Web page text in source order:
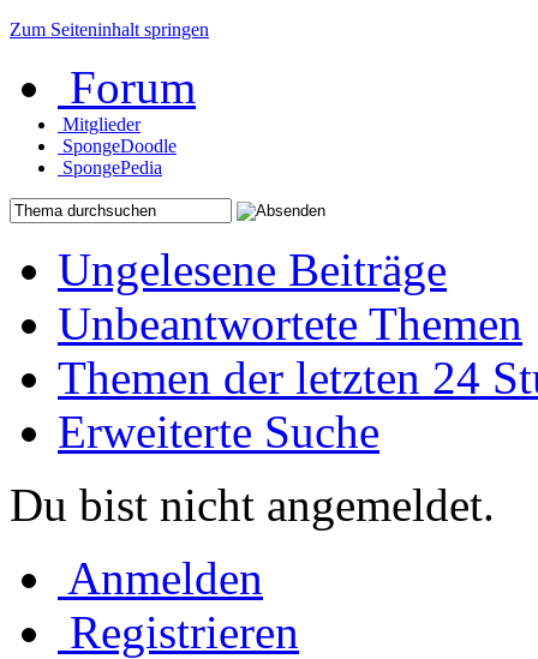
Zum Seiteninhalt springen
Forum
Mitglieder
SpongeDoodle
SpongePedia
Ungelesene Beiträge
Unbeantwortete Themen
Themen der letzten 24
Erweiterte Suche
Du bist nicht angemeldet.
Anmelden
Registrieren